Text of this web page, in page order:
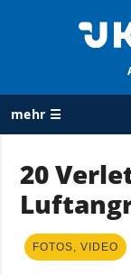
mehr ☰
ALLE
RUBRIKEN
Krieg
20
FOTOS, VIDEO